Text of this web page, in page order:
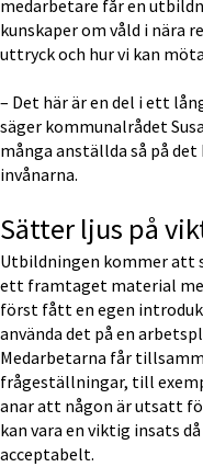
medarbetare får en
kunskaper om våld i nära
uttryck och hur vi kan
– Det här är en del i ett
säger kommunalrådet
många anställda så på
invånarna.
Sätter ljus på
Utbildningen kommer att
ett framtaget material
först fått en egen
använda det på en
Medarbetarna får
frågeställningar, till
anar att någon är utsatt
kan vara en viktig insats
acceptabelt.